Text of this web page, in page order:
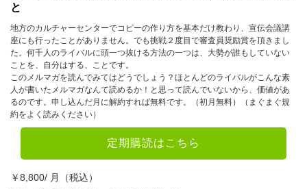
と
地方のカルチャーセンターでコピーの作り方を基本だけ教わり、宣伝会議講
座にも行ったことがありません。でも挑戦２度目で審査員奨励賞を頂きまし
た。何千人のライバルに頭一つ抜ける方法の一つは、大勢が誰もしていない
ことを、自分はする、ことです。
このメルマガを読んでみてはどうでしょう？ほとんどのライバルがこんな素
人が書いたメルマガなんて読めるか！と思って読んでいないから、価値があ
るのです。申し込んだ月に解約すれば無料です。（初月無料）（まぐまぐ規
約をよく読みください）
定期購読はこちら
￥8,800/ 月（税込）